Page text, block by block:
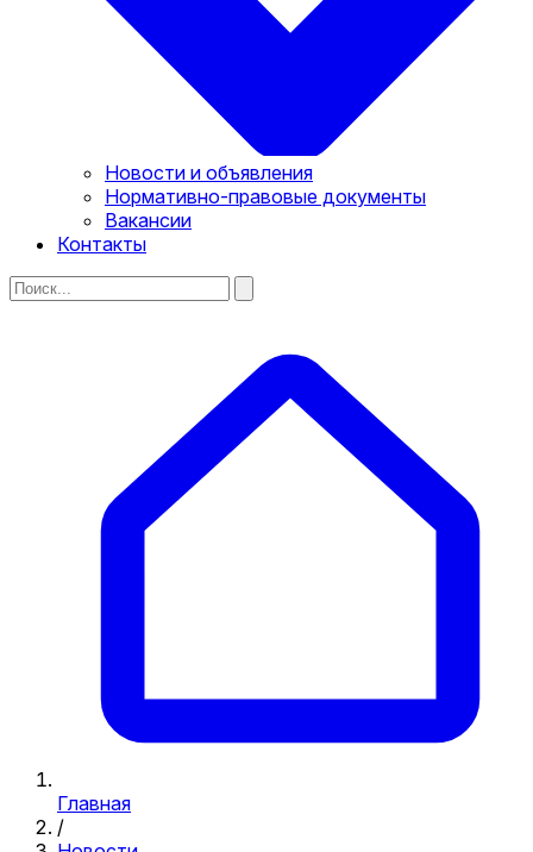
Новости и объявления
Нормативно-правовые документы
Вакансии
Контакты
Главная
/